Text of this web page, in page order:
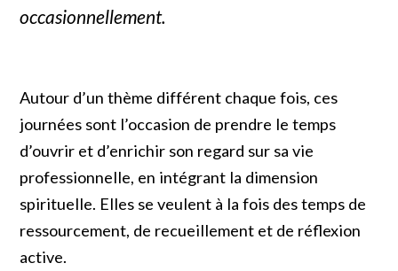
occasionnellement.
Autour d’un thème différent chaque fois, ces
journées sont l’occasion de prendre le temps
d’ouvrir et d’enrichir son regard sur sa vie
professionnelle, en intégrant la dimension
spirituelle. Elles se veulent à la fois des temps de
ressourcement, de recueillement et de réflexion
active.